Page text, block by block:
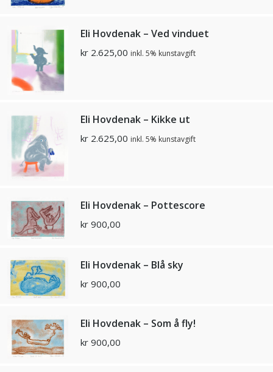
Eli Hovdenak – Ved vinduet
kr 2.625,00 inkl. 5% kunstavgift
Eli Hovdenak – Kikke ut
kr 2.625,00 inkl. 5% kunstavgift
Eli Hovdenak – Pottescore
kr 900,00
Eli Hovdenak – Blå sky
kr 900,00
Eli Hovdenak – Som å fly!
kr 900,00